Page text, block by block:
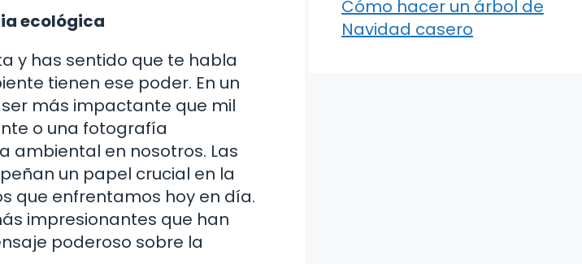
ecológica
y has sentido que te habla
tienen ese poder. En un
más impactante que mil
o una fotografía
ambiental en nosotros. Las
un papel crucial en la
que enfrentamos hoy en día.
impresionantes que han
poderoso sobre la
Cómo hacer un árbol de
Navidad casero